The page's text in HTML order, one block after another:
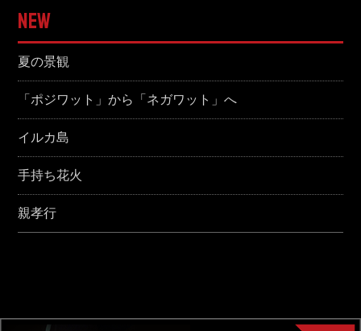
NEW
夏の景観
「ポジワット」から「ネガワット」へ
イルカ島
手持ち花火
親孝行